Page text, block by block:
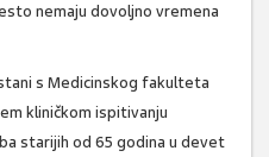
nemaju dovoljno vremena
s Medicinskog fakulteta
kliničkom ispitivanju
starijih od 65 godina u devet